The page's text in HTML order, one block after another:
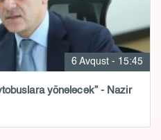
6 Avqust - 15:45
yönələcək” - Nazir